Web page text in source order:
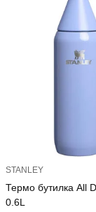
STANLEY
Термо бутилка All
0.6L